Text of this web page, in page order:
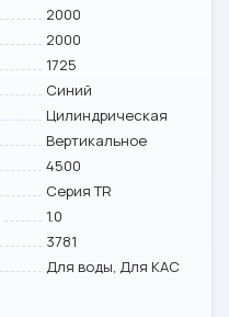
2000
2000
1725
Синий
Цилиндрическая
Вертикальное
4500
Серия TR
1.0
3781
Для воды, Для КАС